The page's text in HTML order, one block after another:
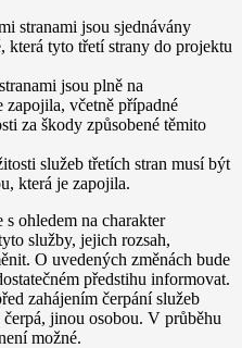
stranami jsou sjednávány
která tyto třetí strany do projektu
jsou plně na
zapojila, včetně případné
za škody způsobené těmito
služeb třetích stran musí být
která je zapojila.
ohledem na charakter
služby, jejich rozsah,
O uvedených změnách bude
předstihu informovat.
zahájením čerpání služeb
jinou osobou. V průběhu
možné.